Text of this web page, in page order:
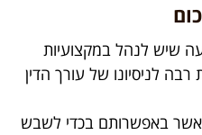
שיש לנהל במקצועיות
לניסיונו של עורך הדין
באפשרותם בכדי לשבש